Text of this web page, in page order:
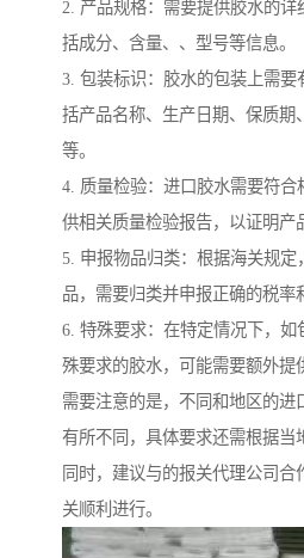
2. 产品规格：需要提供胶水的详
括成分、含量、、型号等信息。
3. 包装标识：胶水的包装上需要
括产品名称、生产日期、保质期
等。
4. 质量检验：进口胶水需要符合
供相关质量检验报告，以证明产
5. 申报物品归类：根据海关规定
品，需要归类并申报正确的税率
6. 特殊要求：在特定情况下，如
殊要求的胶水，可能需要额外提
需要注意的是，不同和地区的进
有所不同，具体要求还需根据当
同时，建议与的报关代理公司合
关顺利进行。